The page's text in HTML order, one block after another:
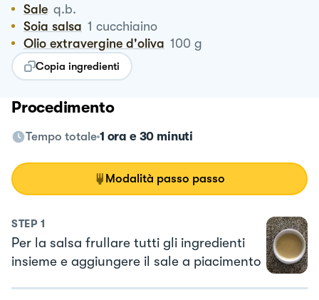
Sale q.b.
Soia salsa 1 cucchiaino
Olio extravergine d'oliva 100 g
Copia ingredienti
Procedimento
Tempo totale 1 ora e 30 minuti
Modalità passo passo
STEP 1
Per la salsa frullare tutti gli ingredienti
insieme e aggiungere il sale a piacimento